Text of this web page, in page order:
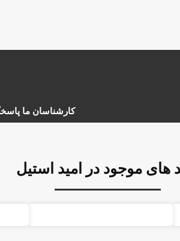
کارشناسان ما
های موجود در امید استیل